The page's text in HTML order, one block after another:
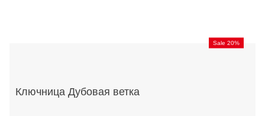
Sale 20%
Ключница Дубовая ветка